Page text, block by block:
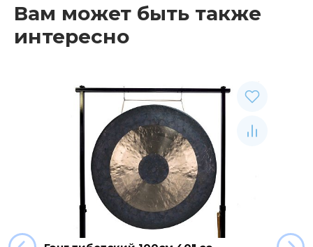
Вам может быть также
интересно